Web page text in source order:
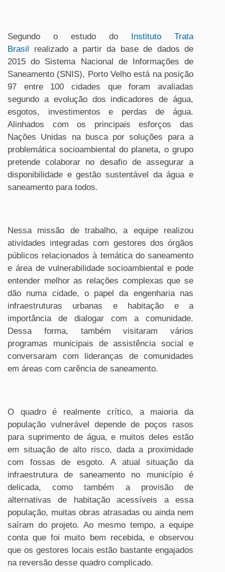
Segundo o estudo do Instituto Trata
Brasil realizado a partir da base de dados de
2015 do Sistema Nacional de Informações de
Saneamento (SNIS), Porto Velho está na posição
97 entre 100 cidades que foram avaliadas
segundo a evolução dos indicadores de água,
esgotos, investimentos e perdas de água.
Alinhados com os principais esforços das
Nações Unidas na busca por soluções para a
problemática socioambiental do planeta, o grupo
pretende colaborar no desafio de assegurar a
disponibilidade e gestão sustentável da água e
saneamento para todos.
Nessa missão de trabalho, a equipe realizou
atividades integradas com gestores dos órgãos
públicos relacionados à temática do saneamento
e área de vulnerabilidade socioambiental e pode
entender melhor as relações complexas que se
dão numa cidade, o papel da engenharia nas
infraestruturas urbanas e habitação e a
importância de dialogar com a comunidade.
Dessa forma, também visitaram vários
programas municipais de assistência social e
conversaram com lideranças de comunidades
em áreas com carência de saneamento.
O quadro é realmente crítico, a maioria da
população vulnerável depende de poços rasos
para suprimento de água, e muitos deles estão
em situação de alto risco, dada a proximidade
com fossas de esgoto. A atual situação da
infraestrutura de saneamento no município é
delicada, como também a provisão de
alternativas de habitação acessíveis a essa
população, muitas obras atrasadas ou ainda nem
saíram do projeto. Ao mesmo tempo, a equipe
conta que foi muito bem recebida, e observou
que os gestores locais estão bastante engajados
na reversão desse quadro complicado.